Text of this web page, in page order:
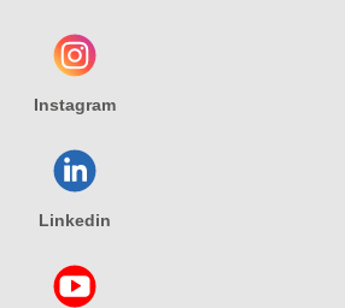
Instagram
Linkedin